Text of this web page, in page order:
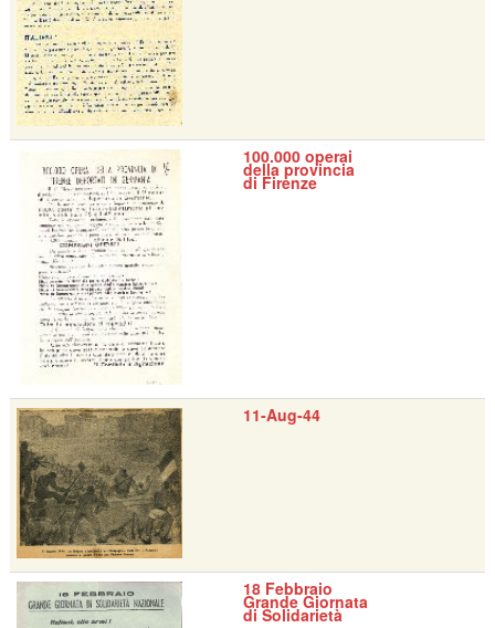
100.000 operai
della provincia
di Firenze
11-Aug-44
18 Febbraio
Grande Giornata
di Solidarietà